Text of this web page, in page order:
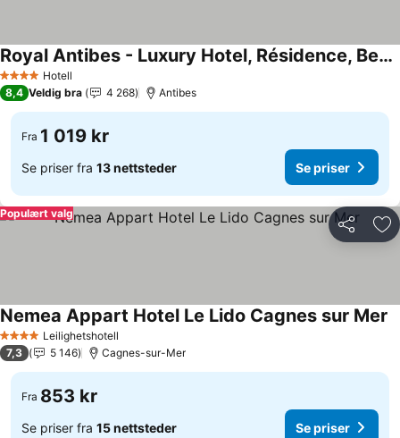
4 StjernerHotell
Royal Antibes - Luxury Hotel, Résidence, Beach & Spa
8,4 Veldig bra 4 268 Antibes
Fra 1 019 kr
Se priser fra 13 nettsteder Se priser
Del
Populært valg
4 StjernerLeilighetshotell
Nemea Appart Hotel Le Lido Cagnes sur Mer
7,3 5 146 Cagnes-sur-Mer
Fra 853 kr
Se priser fra 15 nettsteder Se priser